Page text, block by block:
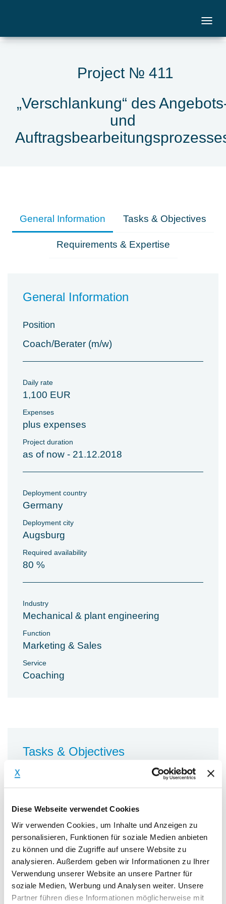
Diese Webseite verwendet Cookies
Wir verwenden Cookies, um Inhalte und Anzeigen zu
personalisieren, Funktionen für soziale Medien anbieten
zu können und die Zugriffe auf unsere Website zu
analysieren. Außerdem geben wir Informationen zu Ihrer
Verwendung unserer Website an unsere Partner für
soziale Medien, Werbung und Analysen weiter. Unsere
Partner führen diese Informationen möglicherweise mit
Project № 411
„Verschlankung“ des
und
General Information Tasks & Objectives
Requirements & Expertise
General Information
Position
Coach/Berater (m/w)
Daily rate
1,100 EUR
Expenses
plus expenses
Project duration
as of now - 21.12.2018
Deployment country
Germany
Deployment city
Augsburg
Required availability
80 %
Industry
Mechanical & plant engineering
Function
Marketing & Sales
Service
Coaching
Tasks & Objectives
Hauptprodukt grundlegend. Durch eine
digitale Konfigurationsunterstützung
werden die technischen und
kommerziellen Angebots- und
Auftragabklärungen erleichtert. Die heute
im HQ und bei den Töchtern üblichen,
umfangreichen technischen und